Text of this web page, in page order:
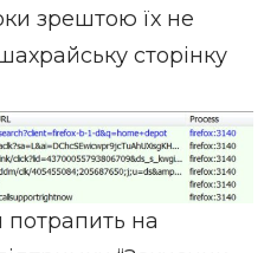
зрештою їх не
сторінку
потрапить на